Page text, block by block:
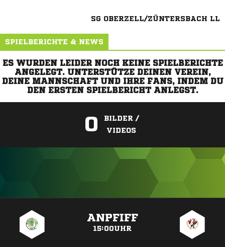
SG OBERZELL/ZÜNTERSBACH LL
SPIELBERICHTE & NEWS
ES WURDEN LEIDER NOCH KEINE SPIELBERICHTE
ANGELEGT. UNTERSTÜTZE DEINEN VEREIN,
DEINE MANNSCHAFT UND IHRE FANS, INDEM DU
DEN ERSTEN SPIELBERICHT ANLEGST.
0
BILDER /
VIDEOS
ANPFIFF
15:00UHR